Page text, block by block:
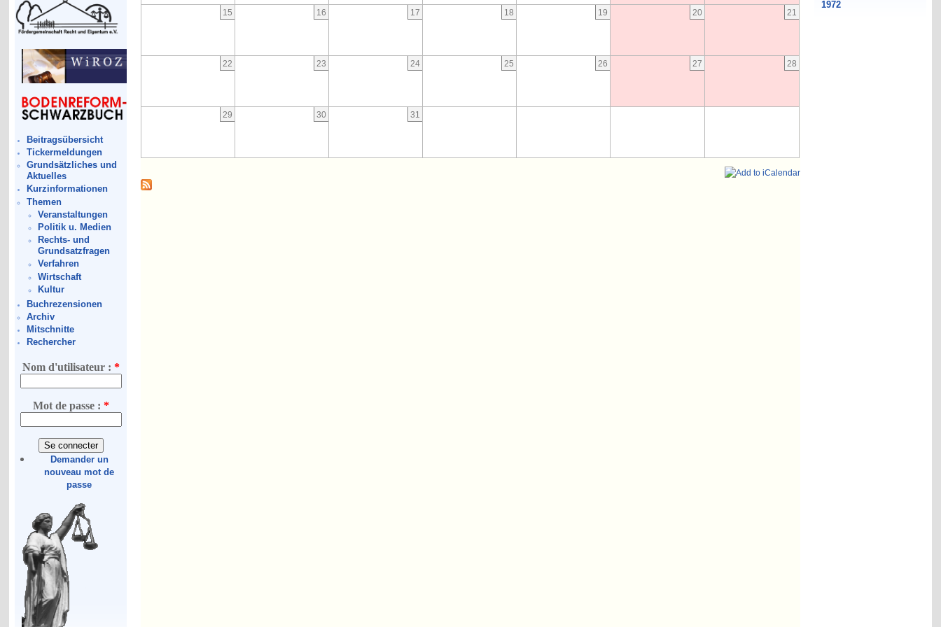
Beitragsübersicht
Tickermeldungen
Grundsätzliches und
Aktuelles
Kurzinformationen
Themen
Veranstaltungen
Politik u. Medien
Rechts- und
Grundsatzfragen
Verfahren
Wirtschaft
Kultur
Buchrezensionen
Archiv
Mitschnitte
Rechercher
Nom d'utilisateur : *
Mot de passe : *
Demander un
nouveau mot de
passe
15 16 17 18 19 20 21
22 23 24 25 26 27 28
29 30 31